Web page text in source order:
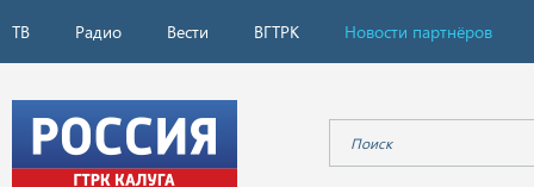
ТВ Радио Вести ВГТРК Новости партнёров